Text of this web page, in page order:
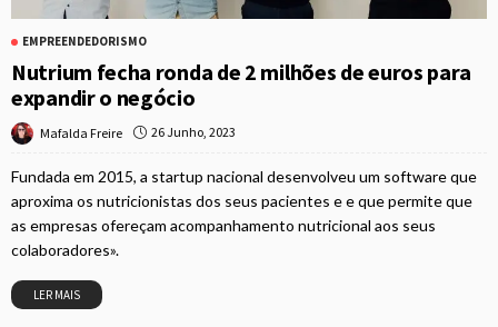
EMPREENDEDORISMO
Nutrium fecha ronda de 2 milhões de euros para
expandir o negócio
Mafalda Freire 26 Junho, 2023
Fundada em 2015, a startup nacional desenvolveu um software que
aproxima os nutricionistas dos seus pacientes e e que permite que
as empresas ofereçam acompanhamento nutricional aos seus
colaboradores».
LER MAIS